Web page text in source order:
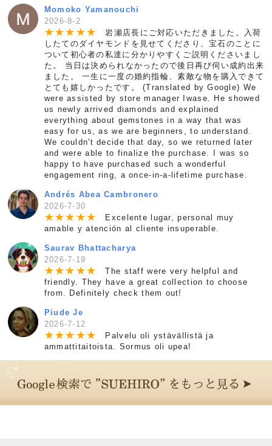
Momoko Yamanouchi
2026-8-2
★★★ ★★
岩瀬店長にご対応いただきました。入荷
したてのダイヤモンドを見せてくださり、宝石のことに
ついて初心者の私達に分かりやすくご説明くださいまし
た。 当日は決められなかったので後日再び伺い成約出来
ました。 一生に一度の婚約指輪、素敵な物を購入できて
とても嬉しかったです。 (Translated by Google) We
were assisted by store manager Iwase. He showed
us newly arrived diamonds and explained
everything about gemstones in a way that was
easy for us, as we are beginners, to understand.
We couldn't decide that day, so we returned later
and were able to finalize the purchase. I was so
happy to have purchased such a wonderful
engagement ring, a once-in-a-lifetime purchase.
Andrés Abea Cambronero
2026-7-30
★★★ ★★
Excelente lugar, personal muy
amable y atención al cliente insuperable.
Saurav Bhattacharya
2026-7-19
★★★ ★★
The staff were very helpful and
friendly. They have a great collection to choose
from. Definitely check them out!
Piude Je
2026-7-12
★★★ ★★
Palvelu oli ystävällistä ja
ammattitaitoista. Sormus oli upea!